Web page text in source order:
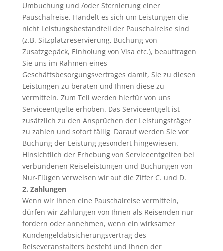
Umbuchung und /oder Stornierung einer
Pauschalreise. Handelt es sich um Leistungen die
nicht Leistungsbestandteil der Pauschalreise sind
(z.B. Sitzplatzreservierung, Buchung von
Zusatzgepäck, Einholung von Visa etc.), beauftragen
Sie uns im Rahmen eines
Geschäftsbesorgungsvertrages damit, Sie zu diesen
Leistungen zu beraten und Ihnen diese zu
vermitteln. Zum Teil werden hierfür von uns
Serviceentgelte erhoben. Das Serviceentgelt ist
zusätzlich zu den Ansprüchen der Leistungsträger
zu zahlen und sofort fällig. Darauf werden Sie vor
Buchung der Leistung gesondert hingewiesen.
Hinsichtlich der Erhebung von Serviceentgelten bei
verbundenen Reiseleistungen und Buchungen von
Nur-Flügen verweisen wir auf die Ziffer C. und D.
2. Zahlungen
Wenn wir Ihnen eine Pauschalreise vermitteln,
dürfen wir Zahlungen von Ihnen als Reisenden nur
fordern oder annehmen, wenn ein wirksamer
Kundengeldabsicherungsvertrag des
Reiseveranstalters besteht und Ihnen der